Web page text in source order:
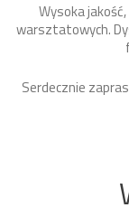
Wysoka
warsztatowych.
Serdecznie